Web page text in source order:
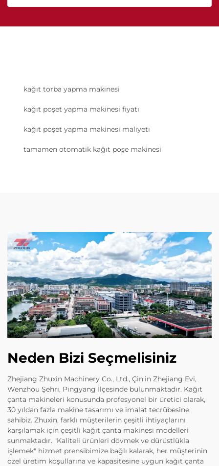
kağıt torba yapma makinesi
kağıt poşet yapma makinesi fiyatı
kağıt poşet yapma makinesi maliyeti
tamamen otomatik kağıt poşe makinesi
Neden Bizi Seçmelisiniz
Zhejiang Zhuxin Machinery Co., Ltd., Çin'in Zhejiang Evi,
Wenzhou Şehri, Pingyang İlçesinde bulunmaktadır. Kağıt
çanta makineleri konusunda profesyonel bir üretici olarak,
30 yıldan fazla makine tasarımı ve imalat tecrübesine
sahibiz. Zhuxin, farklı müşterilerin çeşitli ihtiyaçlarını
karşılamak için çeşitli kağıt çanta makinesi modelleri
sunmaktadır. "Kaliteli ürünleri dövmek ve dürüstlükla
işlemek" hizmet prensibimize bağlı kalarak, her müşterinin
özel üretim koşullarına ve kapasitesine uygun kağıt çanta